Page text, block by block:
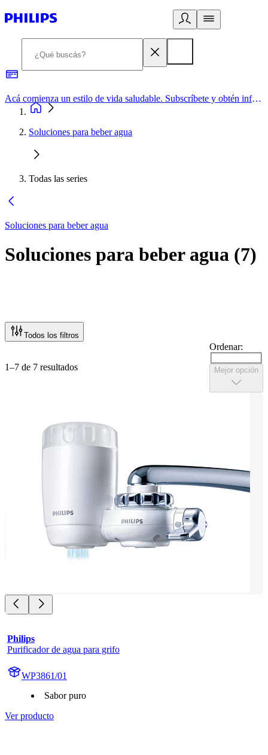
Acá comienza un estilo de vida saludable. Subscríbete y obtén información de primera mano
Soluciones para beber agua
Todas las series
Soluciones para beber agua
Soluciones para beber agua (7)
Todos los filtros
1–7 de 7 resultados
Ordenar:
Mejor opción
Philips
Purificador de agua para grifo
WP3861/01
Sabor puro
Ver producto